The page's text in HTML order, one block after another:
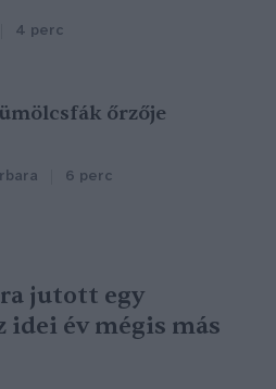
4 perc
őrzője
6 perc
jutott egy
idei év mégis más